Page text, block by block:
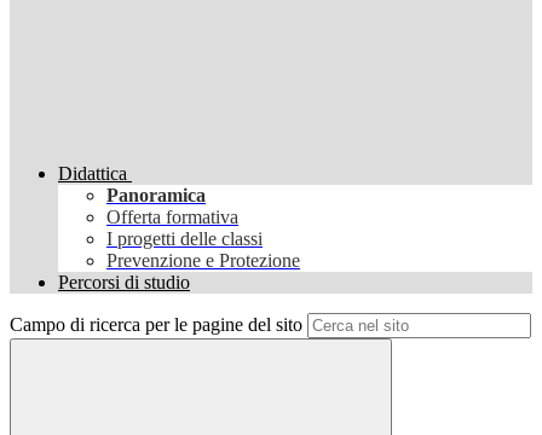
Didattica
Panoramica
Offerta formativa
I progetti delle classi
Prevenzione e Protezione
Percorsi di studio
Campo di ricerca per le pagine del sito